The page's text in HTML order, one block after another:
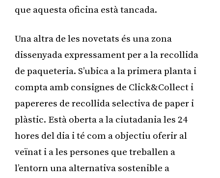
que aquesta oficina està tancada.
Una altra de les novetats és una zona
dissenyada expressament per a la recollida
de paqueteria. S’ubica a la primera planta i
compta amb consignes de Click&Collect i
papereres de recollida selectiva de paper i
plàstic. Està oberta a la ciutadania les 24
hores del dia i té com a objectiu oferir al
veïnat i a les persones que treballen a
l’entorn una alternativa sostenible a